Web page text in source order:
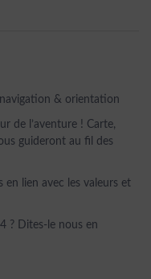
navigation & orientation
de l’aventure ! Carte,
guideront au fil des
en lien avec les valeurs et
? Dites-le nous en